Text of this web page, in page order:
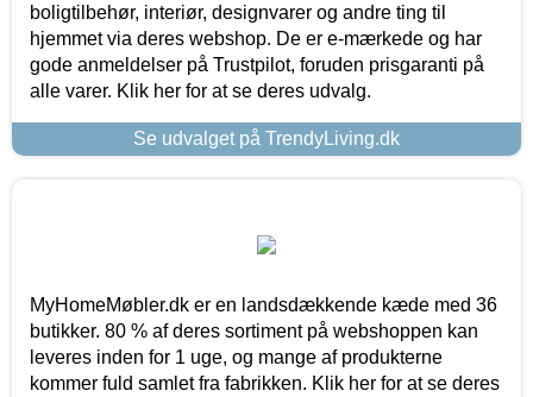
boligtilbehør, interiør, designvarer og andre ting til
hjemmet via deres webshop. De er e-mærkede og har
gode anmeldelser på Trustpilot, foruden prisgaranti på
alle varer. Klik her for at se deres udvalg.
Se udvalget på TrendyLiving.dk
MyHomeMøbler.dk er en landsdækkende kæde med 36
butikker. 80 % af deres sortiment på webshoppen kan
leveres inden for 1 uge, og mange af produkterne
kommer fuld samlet fra fabrikken. Klik her for at se deres